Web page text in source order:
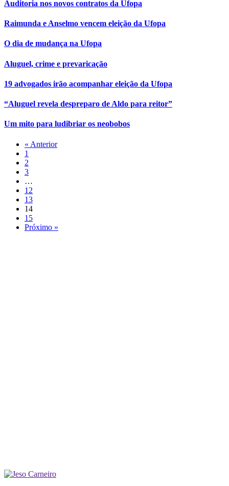
Auditoria nos novos contratos da Ufopa
Raimunda e Anselmo vencem eleição da Ufopa
O dia de mudança na Ufopa
Aluguel, crime e prevaricação
19 advogados irão acompanhar eleição da Ufopa
“Aluguel revela despreparo de Aldo para reitor”
Um mito para ludibriar os neobobos
« Anterior
1
2
3
…
12
13
14
15
Próximo »